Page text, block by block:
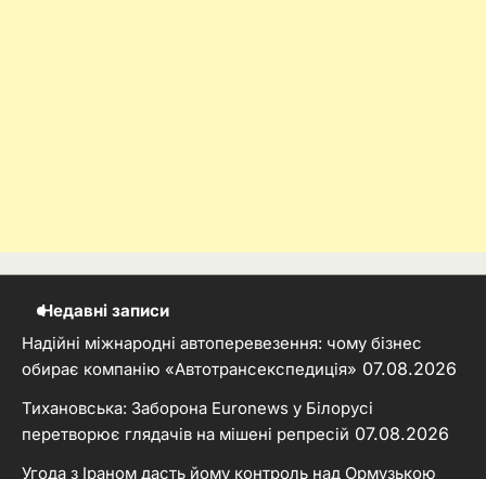
Недавні записи
Надійні міжнародні автоперевезення: чому бізнес
обирає компанію «Автотрансекспедиція» 07.08.2026
Тихановська: Заборона Euronews у Білорусі
перетворює глядачів на мішені репресій 07.08.2026
Угода з Іраном дасть йому контроль над Ормузькою